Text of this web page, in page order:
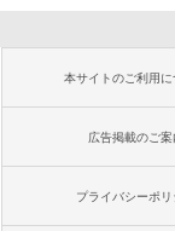
本サイトのご利用に
広告掲載のご案
プライバシーポリ